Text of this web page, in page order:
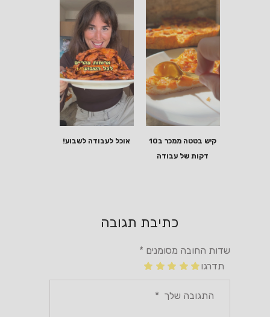
אוכל לעבודה לשבוע!
קיש בטטה ממכר ב10
דקות של עבודה
כתיבת תגובה
שדות החובה מסומנים *
תדרגו